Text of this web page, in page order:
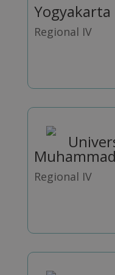
Yogyakarta
Regional IV
Regional IV